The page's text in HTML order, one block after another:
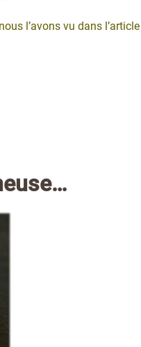
l’avons vu dans l’article